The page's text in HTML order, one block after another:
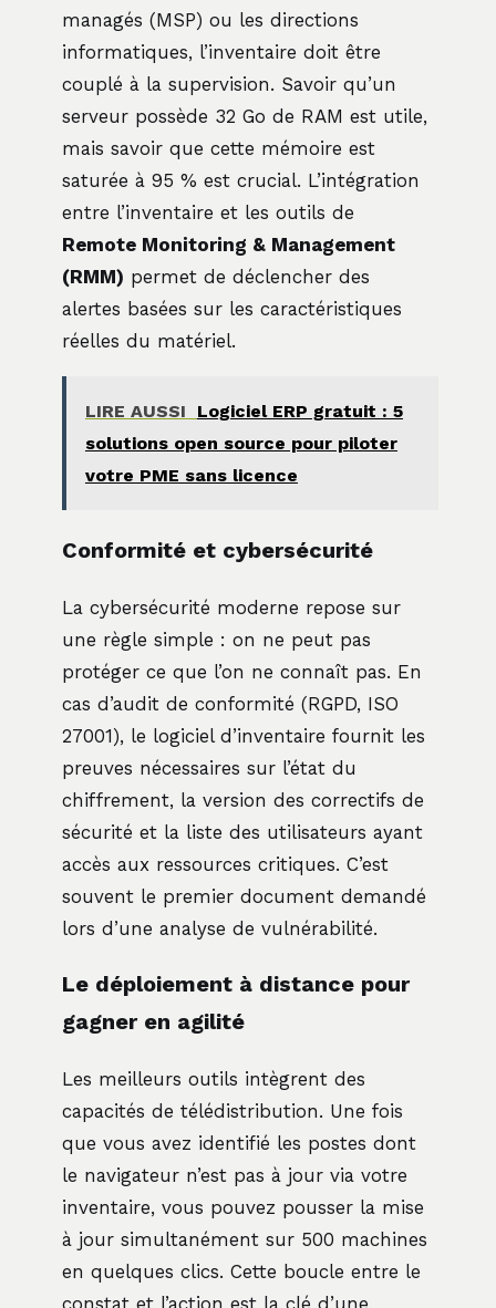
managés (MSP) ou les directions
informatiques, l’inventaire doit être
couplé à la supervision. Savoir qu’un
serveur possède 32 Go de RAM est utile,
mais savoir que cette mémoire est
saturée à 95 % est crucial. L’intégration
entre l’inventaire et les outils de
Remote Monitoring & Management
(RMM) permet de déclencher des
alertes basées sur les caractéristiques
réelles du matériel.
LIRE AUSSI
Logiciel ERP gratuit : 5
solutions open source pour piloter
votre PME sans licence
Conformité et cybersécurité
La cybersécurité moderne repose sur
une règle simple : on ne peut pas
protéger ce que l’on ne connaît pas. En
cas d’audit de conformité (RGPD, ISO
27001), le logiciel d’inventaire fournit les
preuves nécessaires sur l’état du
chiffrement, la version des correctifs de
sécurité et la liste des utilisateurs ayant
accès aux ressources critiques. C’est
souvent le premier document demandé
lors d’une analyse de vulnérabilité.
Le déploiement à distance pour
gagner en agilité
Les meilleurs outils intègrent des
capacités de télédistribution. Une fois
que vous avez identifié les postes dont
le navigateur n’est pas à jour via votre
inventaire, vous pouvez pousser la mise
à jour simultanément sur 500 machines
en quelques clics. Cette boucle entre le